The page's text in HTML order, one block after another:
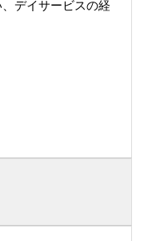
デイサービスの経